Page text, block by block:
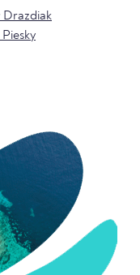
Drazdiak